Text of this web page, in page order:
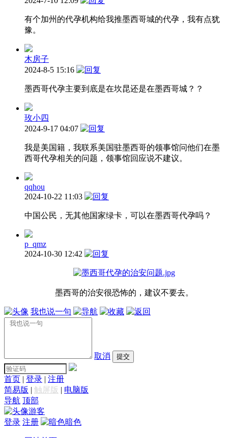
有个加州的代孕机构给我推墨西哥城的代孕，我有点犹
豫。
木房子
2024-8-5 15:16
墨西哥代孕主要到底是在坎昆还是在墨西哥城？？
玫小四
2024-9-17 04:07
我是美国籍，我联系美国驻墨西哥的领事馆问他们在墨
西哥代孕相关的问题，领事馆回应说不建议。
qqhou
2024-10-22 11:03
中国公民，无其他国家绿卡，可以在墨西哥代孕吗？
p_qmz
2024-10-30 12:42
墨西哥的治安很恐怖的，建议不要去。
我也说一句
取消 提交
首页 | 登录 | 注册
简易版 | 触屏版 | 电脑版
导航 顶部
游客
登录 注册 暗色